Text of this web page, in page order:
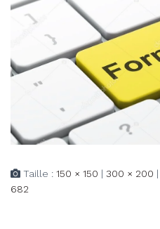
Taille : 150 × 150 | 300 × 200 |
682